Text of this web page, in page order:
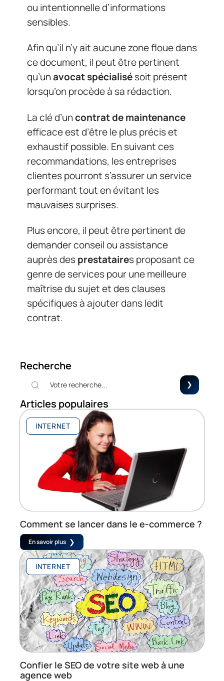
ou intentionnelle d’informations
sensibles.
Afin qu’il n’y ait aucune zone floue dans
ce document, il peut être pertinent
qu’unavocat spécialisésoit présent
lorsqu’on procède à sa rédaction.
La clé d’uncontrat de maintenance
efficace est d’être le plus précis et
exhaustif possible. En suivant ces
recommandations, les entreprises
clientes pourront s’assurer un service
performant tout en évitant les
mauvaises surprises.
Plus encore, il peut être pertinent de
demander conseil ou assistance
auprès desprestataires proposant ce
genre de services pour une meilleure
maîtrise du sujet et des clauses
spécifiques à ajouter dans ledit
contrat.
Recherche
Articles populaires
INTERNET
Comment se lancer dans le e-commerce ?
En savoir plus
INTERNET
Confier le SEO de votre site web à une
agence web